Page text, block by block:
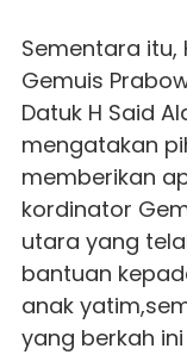
Sementara itu,
Gemuis
Datuk H Said
mengatakan
memberikan
kordinator
utara yang
bantuan
anak
yang berkah